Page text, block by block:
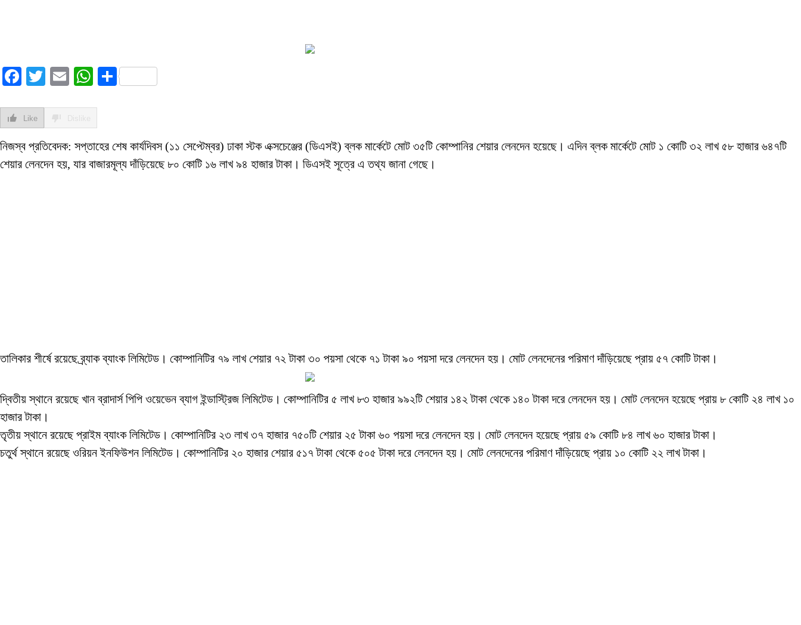
Facebook
TwitterEmailWhatsApp
Share
Like
নিজস্ব প্রতিবেদক: সপ্তাহের শেষ কার্যদিবস (১১ সেপ্টেম্বর) ঢাকা স্টক এক্সচেঞ্জের (ডিএসই) ব্লক মার্কেটে মোট ৩৫টি কোম্পানির শেয়ার লেনদেন হয়েছে। এদিন ব্লক মার্কেটে মোট ১ কোটি ৩২ লাখ ৫৮ হাজার ৬৪৭টি
শেয়ার লেনদেন হয়, যার বাজারমূল্য দাঁড়িয়েছে ৮০ কোটি ১৬ লাখ ৯৪ হাজার টাকা। ডিএসই সূত্রে এ তথ্য জানা গেছে।
তালিকার শীর্ষে রয়েছে ব্র্যাক ব্যাংক লিমিটেড। কোম্পানিটির ৭৯ লাখ শেয়ার ৭২ টাকা ৩০ পয়সা থেকে ৭১ টাকা ৯০ পয়সা দরে লেনদেন হয়। মোট লেনদেনের পরিমাণ দাঁড়িয়েছে প্রায় ৫৭ কোটি টাকা।
দ্বিতীয় স্থানে রয়েছে খান ব্রাদার্স পিপি ওয়েভেন ব্যাগ ইন্ডাস্ট্রিজ লিমিটেড। কোম্পানিটির ৫ লাখ ৮৩ হাজার ৯৯২টি শেয়ার ১৪২ টাকা থেকে ১৪০ টাকা দরে লেনদেন হয়। মোট লেনদেন হয়েছে প্রায় ৮ কোটি ২৪ লাখ ১০
হাজার টাকা।
তৃতীয় স্থানে রয়েছে প্রাইম ব্যাংক লিমিটেড। কোম্পানিটির ২৩ লাখ ৩৭ হাজার ৭৫০টি শেয়ার ২৫ টাকা ৬০ পয়সা দরে লেনদেন হয়। মোট লেনদেন হয়েছে প্রায় ৫৯ কোটি ৮৪ লাখ ৬০ হাজার টাকা।
চতুর্থ স্থানে রয়েছে ওরিয়ন ইনফিউশন লিমিটেড। কোম্পানিটির ২০ হাজার শেয়ার ৫১৭ টাকা থেকে ৫০৫ টাকা দরে লেনদেন হয়। মোট লেনদেনের পরিমাণ দাঁড়িয়েছে প্রায় ১০ কোটি ২২ লাখ টাকা।